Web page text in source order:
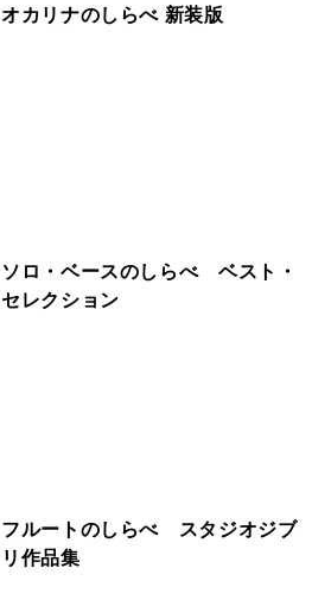
オカリナのしらべ 新装版
ソロ・ベースのしらべ ベスト・
セレクション
フルートのしらべ スタジオジブ
リ作品集